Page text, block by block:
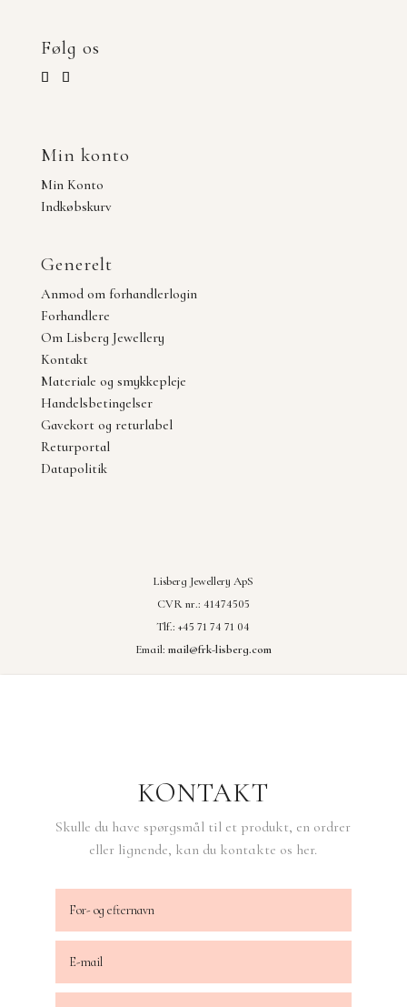
Følg os
Min konto
Min Konto
Indkøbskurv
Generelt
Anmod om forhandlerlogin
Forhandlere
Om Lisberg Jewellery
Kontakt
Materiale og smykkepleje
Handelsbetingelser
Gavekort og returlabel
Returportal
Datapolitik
Lisberg Jewellery ApS
CVR nr.: 41474505
Tlf.: +45 71 74 71 04
Email: mail@frk-lisberg.com
KONTAKT
Skulle du have spørgsmål til et produkt, en ordrer
eller lignende, kan du kontakte os her.